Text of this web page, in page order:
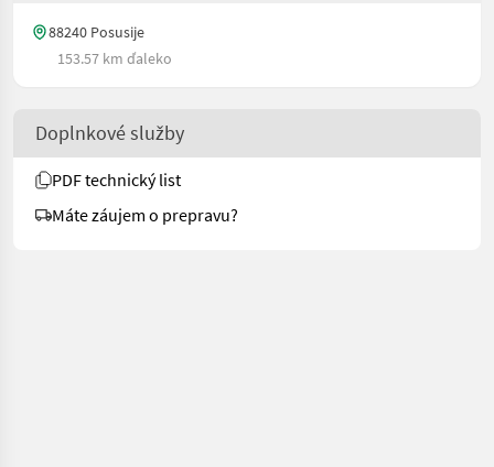
88240 Posusije
153.57 km ďaleko
Doplnkové služby
PDF technický list
Máte záujem o prepravu?